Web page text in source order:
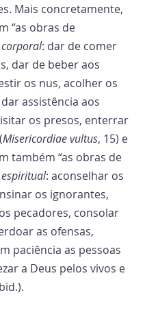
Mais concretamente,
“as obras de
: dar de comer
dar de beber aos
os nus, acolher os
assistência aos
os presos, enterrar
Misericordiae vultus, 15) e
também “as obras de
: aconselhar os
os ignorantes,
pecadores, consolar
as ofensas,
paciência as pessoas
a Deus pelos vivos e